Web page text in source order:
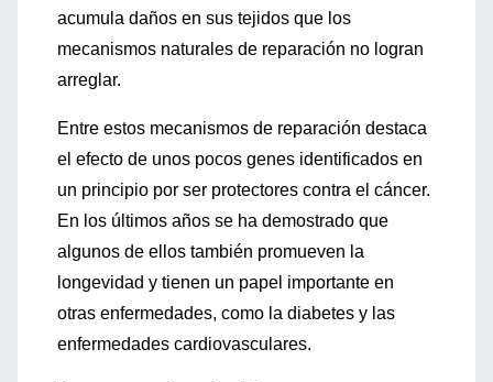
acumula daños en sus tejidos que los
mecanismos naturales de reparación no logran
arreglar.
Entre estos mecanismos de reparación destaca
el efecto de unos pocos genes identificados en
un principio por ser protectores contra el cáncer.
En los últimos años se ha demostrado que
algunos de ellos también promueven la
longevidad y tienen un papel importante en
otras enfermedades, como la diabetes y las
enfermedades cardiovasculares.